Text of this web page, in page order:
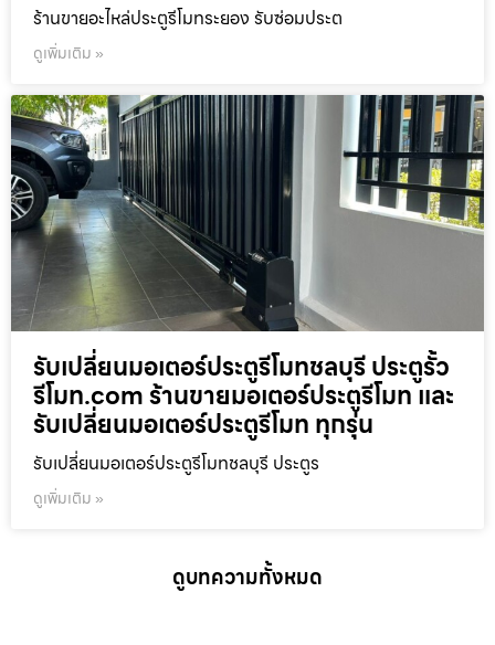
ร้านขายอะไหล่ประตูรีโมทระยอง รับซ่อมประต
ดูเพิ่มเติม »
รับเปลี่ยนมอเตอร์ประตูรีโมทชลบุรี ประตูรั้ว
รีโมท.com ร้านขายมอเตอร์ประตูรีโมท และ
รับเปลี่ยนมอเตอร์ประตูรีโมท ทุกรุ่น
รับเปลี่ยนมอเตอร์ประตูรีโมทชลบุรี ประตูร
ดูเพิ่มเติม »
ดูบทความทั้งหมด